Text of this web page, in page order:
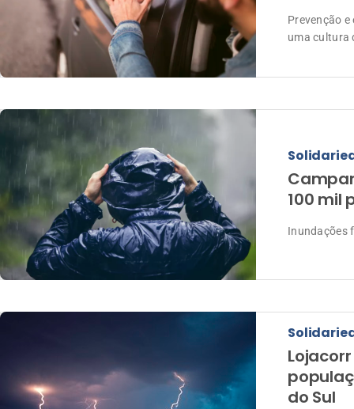
Prevenção
uma cultura
100 mil
Inundações
do Sul